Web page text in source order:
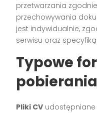
przetwarzania
przechowywania
jest indywidualnie,
serwisu oraz
Typowe
Pliki CV